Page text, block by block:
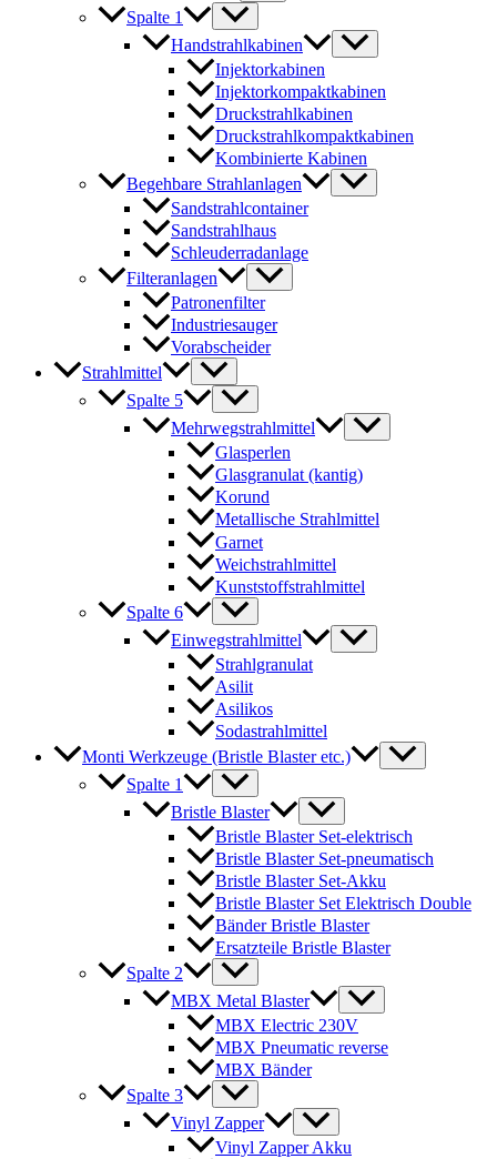
Spalte 1
Handstrahlkabinen
Injektorkabinen
Injektorkompaktkabinen
Druckstrahlkabinen
Druckstrahlkompaktkabinen
Kombinierte Kabinen
Begehbare Strahlanlagen
Sandstrahlcontainer
Sandstrahlhaus
Schleuderradanlage
Filteranlagen
Patronenfilter
Industriesauger
Vorabscheider
Strahlmittel
Spalte 5
Mehrwegstrahlmittel
Glasperlen
Glasgranulat (kantig)
Korund
Metallische Strahlmittel
Garnet
Weichstrahlmittel
Kunststoffstrahlmittel
Spalte 6
Einwegstrahlmittel
Strahlgranulat
Asilit
Asilikos
Sodastrahlmittel
Monti Werkzeuge (Bristle Blaster etc.)
Spalte 1
Bristle Blaster
Bristle Blaster Set-elektrisch
Bristle Blaster Set-pneumatisch
Bristle Blaster Set-Akku
Bristle Blaster Set Elektrisch Double
Bänder Bristle Blaster
Ersatzteile Bristle Blaster
Spalte 2
MBX Metal Blaster
MBX Electric 230V
MBX Pneumatic reverse
MBX Bänder
Spalte 3
Vinyl Zapper
Vinyl Zapper Akku